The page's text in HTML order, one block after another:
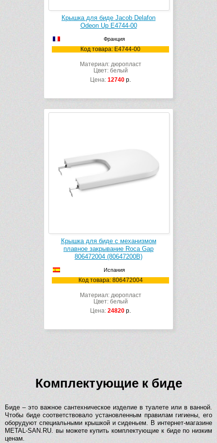
Крышка для биде Jacob Delafon
Odeon Up E4744-00
Франция
Код товара: E4744-00
Материал: дюропласт
Цвет: белый
Цена: 12740 р.
Крышка для биде с механизмом
плавное закрывание Roca Gap
806472004 (80647200B)
Испания
Код товара: 806472004
Материал: дюропласт
Цвет: белый
Цена: 24820 р.
Комплектующие к биде
Биде – это важное сантехническое изделие в туалете или в ванной.
Чтобы биде соответствовало установленным правилам гигиены, его
оборудуют специальными крышкой и сиденьем. В интернет-магазине
METAL-SAN.RU. вы можете купить комплектующие к биде по низким
ценам.